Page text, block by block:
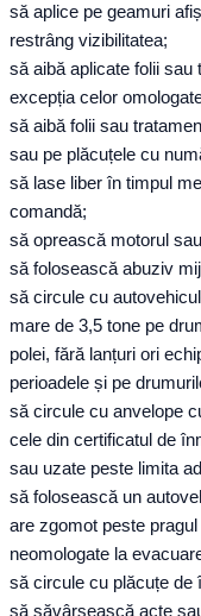
să aplice pe geamuri
restrâng vizibilitatea;
să aibă aplicate folii
excepția celor
să aibă folii sau
sau pe plăcuțele cu
să lase liber în timpul
comandă;
să oprească motorul
să folosească abuziv
să circule cu
mare de 3,5 tone pe
polei, fără lanțuri ori
perioadele și pe
să circule cu anvelope
cele din certificatul de
sau uzate peste limita
să folosească un
are zgomot peste
neomologate la
să circule cu plăcuțe de
să săvârșească acte